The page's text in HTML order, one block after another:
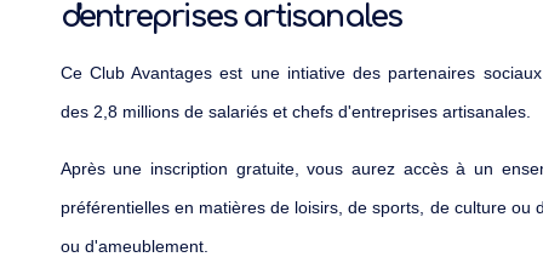
d'entreprises artisanales
Ce Club Avantages est une intiative des partenaires
des 2,8 millions de salariés et chefs d'entreprises artisanales.
Après une inscription gratuite, vous aurez accès à un
préférentielles en matières de loisirs, de sports, de culture ou
ou d'ameublement.